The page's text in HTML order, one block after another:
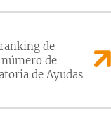
de
de
de Ayudas